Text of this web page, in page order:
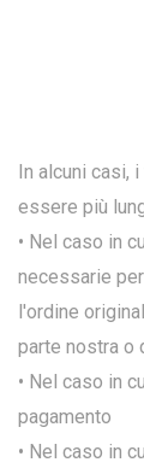
In alcuni casi,
essere più
• Nel caso in
necessarie
l'ordine
parte nostra o
• Nel caso in
pagamento
• Nel caso in